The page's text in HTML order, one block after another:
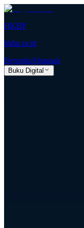
HKBP
hkbp.or.id
BerandaAlmanak
Buku Digital